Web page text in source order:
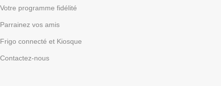
Votre programme fidélité
Parrainez vos amis
Frigo connecté et Kiosque
Contactez-nous